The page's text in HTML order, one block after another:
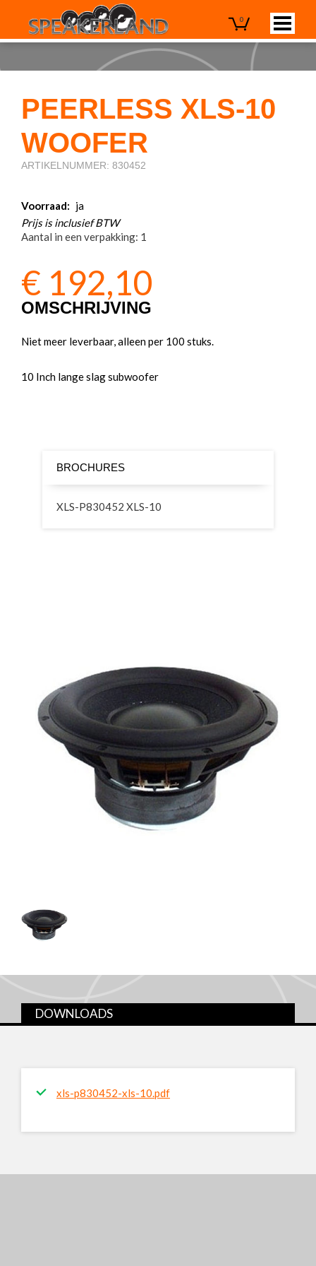
0
PEERLESS XLS-10
WOOFER
ARTIKELNUMMER: 830452
Voorraad: ja
Prijs is inclusief BTW
Aantal in een verpakking: 1
€ 192,10
OMSCHRIJVING
Niet meer leverbaar, alleen per 100 stuks.
10 Inch lange slag subwoofer
BROCHURES
XLS-P830452 XLS-10
DOWNLOADS
xls-p830452-xls-10.pdf